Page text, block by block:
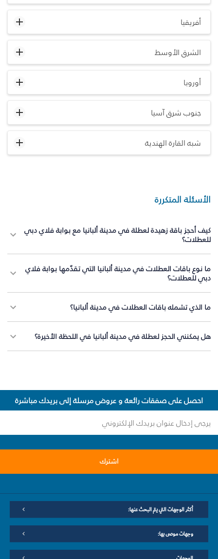
أفريقيا
الشرق الأوسط
أوروبا
جنوب شرق آسيا
شبه القارة الهندية
الأسئلة المتكررة
كيف أحجز باقة زهيدة لعطلة في مدينة ألبانيا مع بوابة فلاي دبي
للعطلات؟
ما نوع باقات العطلات في مدينة ألبانيا التي تقدّمها بوابة فلاي
دبي للعطلات؟
ما الذي تشمله باقات العطلات في مدينة ألبانيا؟
هل يمكنني الحجز لعطلة في مدينة ألبانيا في اللحظة الأخيرة؟
احصل على صفقات رائعة و عروض مرسلة إلى بريدك مباشرة
اشترك
أكثر الوجهات التي يتم البحث عنها:
وجهات موصى بها: